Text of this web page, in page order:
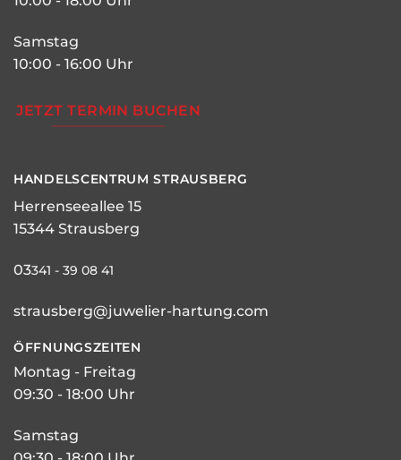
Samstag
10:00 - 16:00 Uhr
JETZT TERMIN BUCHEN
HANDELSCENTRUM STRAUSBERG
Herrenseeallee 15
15344 Strausberg
03341 - 39 08 41
strausberg@juwelier-hartung.com
ÖFFNUNGSZEITEN
Montag - Freitag
09:30 - 18:00 Uhr
Samstag